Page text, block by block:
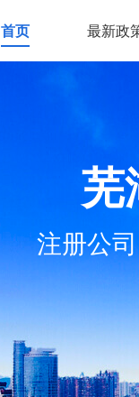
首页 最新政
芜
注册公